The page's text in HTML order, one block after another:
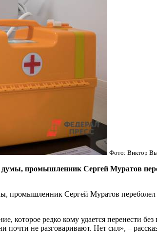
Фото: Виктор
промышленник Сергей Муратов
промышленник Сергей Муратов
которое редко кому удается перенести
не разговаривают. Нет сил», –